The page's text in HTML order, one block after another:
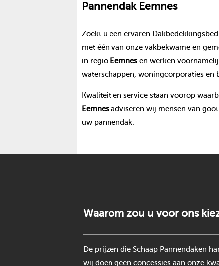
Pannendak Eemnes
Zoekt u een ervaren
met één van onze vakbekwame en
in regio Eemnesen werken
waterschappen, woningcorporaties en
Kwaliteit en service staan voorop
Eemnesadviseren wij mensen van
uw pannendak.
Waarom zou u voor ons
De prijzen die Schaap Pannendaken
wij doen geen concessies aan onze